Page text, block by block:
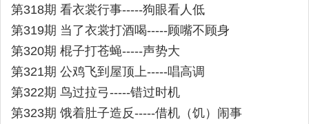
第318期 看衣裳行事-----狗眼看人低
第319期 当了衣裳打酒喝-----顾嘴不顾身
第320期 棍子打苍蝇-----声势大
第321期 公鸡飞到屋顶上-----唱高调
第322期 鸟过拉弓-----错过时机
第323期 饿着肚子造反-----借机（饥）闹事